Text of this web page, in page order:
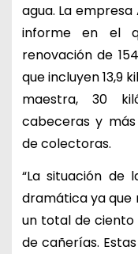
agua. La
informe en el
renovación de
que incluyen 13,9
maestra, 30
cabeceras y
de colectoras.
“La situación de
dramática ya que
un total de
de cañerías.